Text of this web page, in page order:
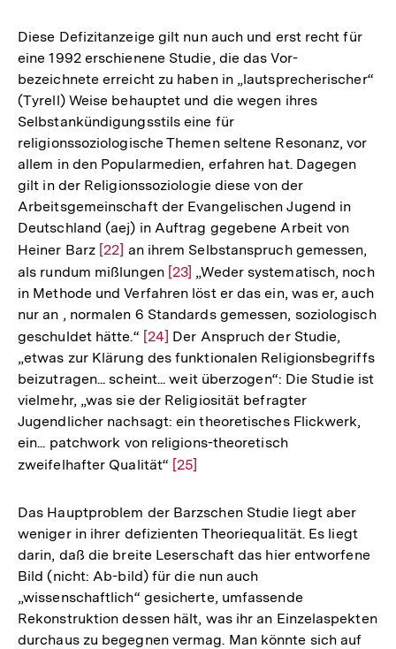
Diese Defizitanzeige gilt nun auch und erst recht für
eine 1992 erschienene Studie, die das Vor-
bezeichnete erreicht zu haben in „lautsprecherischer“
(Tyrell) Weise behauptet und die wegen ihres
Selbstankündigungsstils eine für
religionssoziologische Themen seltene Resonanz, vor
allem in den Popularmedien, erfahren hat. Dagegen
gilt in der Religionssoziologie diese von der
Arbeitsgemeinschaft der Evangelischen Jugend in
Deutschland (aej) in Auftrag gegebene Arbeit von
Heiner Barz Zur
Auflösung
der
Fußnote
[22] an ihrem Selbstanspruch gemessen,
als rundum mißlungen Zur
Auflösung
der
Fußnote
[23] „Weder systematisch, noch
in Methode und Verfahren löst er das ein, was er, auch
nur an , normalen 6 Standards gemessen, soziologisch
geschuldet hätte.“ Zur
Auflösung
der
Fußnote
[24] Der Anspruch der Studie,
„etwas zur Klärung des funktionalen Religionsbegriffs
beizutragen... scheint... weit überzogen“: Die Studie ist
vielmehr, „was sie der Religiosität befragter
Jugendlicher nachsagt: ein theoretisches Flickwerk,
ein... patchwork von religions-theoretisch
zweifelhafter Qualität“ Zur
der
Fußnote
[25]
Das Hauptproblem der Barzschen Studie liegt aber
weniger in ihrer defizienten Theoriequalität. Es liegt
darin, daß die breite Leserschaft das hier entworfene
Bild (nicht: Ab-bild) für die nun auch
„wissenschaftlich“ gesicherte, umfassende
Rekonstruktion dessen hält, was ihr an Einzelaspekten
durchaus zu begegnen vermag. Man könnte sich auf